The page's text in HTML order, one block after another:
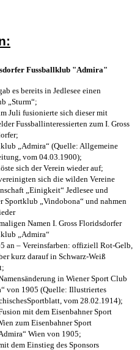
Fussballklub "Admira"
es bereits in Jedlesee einen
„Sturm“;
Juli fusionierte sich dieser mit
Fussballinteressierten zum I. Gross
;
„Admira“ (Quelle: Allgemeine
vom 04.03.1900);
sich der Verein wieder auf;
sich die wilden Vereine
„Einigkeit“ Jedlesee und
Sportklub „Vindobona“ und nahmen
Namen I. Gross Floridsdorfer
„Admira“
an – Vereinsfarben: offiziell Rot-Gelb,
kurz darauf in Schwarz-Weiß
in Wiener Sport Club
von 1905 (Quelle: Illustriertes
vom 28.02.1914);
mit dem Eisenbahner Sport
zum Eisenbahner Sport
Wien von 1905;
dem Einstieg des Sponsors